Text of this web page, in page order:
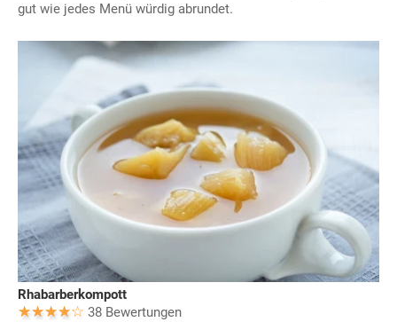
gut wie jedes Menü würdig abrundet.
Rhabarberkompott
38 Bewertungen